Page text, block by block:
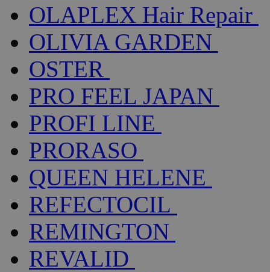
OLAPLEX Hair Repair
OLIVIA GARDEN
OSTER
PRO FEEL JAPAN
PROFI LINE
PRORASO
QUEEN HELENE
REFECTOCIL
REMINGTON
REVALID